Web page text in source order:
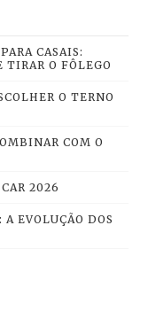
CASAIS:
TIRAR O FÔLEGO
O TERNO
COM O
2026
EVOLUÇÃO DOS